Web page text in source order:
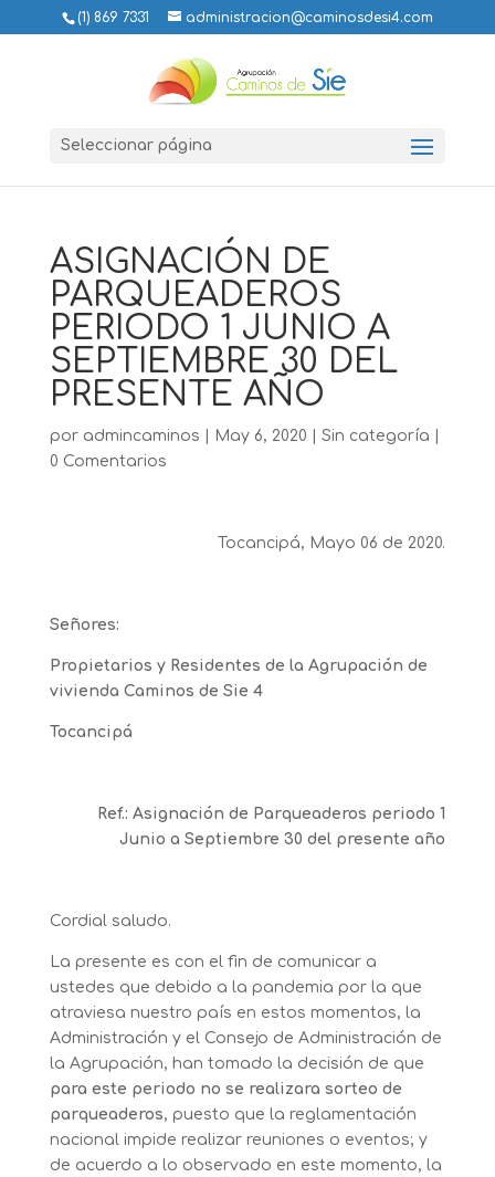
(1) 869 7331 administracion@caminosdesi4.com
Seleccionar página
ASIGNACIÓN DE
PARQUEADEROS
PERIODO 1 JUNIO A
SEPTIEMBRE 30 DEL
PRESENTE AÑO
por admincaminos May 6, 2020 Sin categoría
0 Comentarios
Tocancipá, Mayo 06 de 2020.
Señores:
Propietarios y Residentes de la Agrupación de
vivienda Caminos de Sie 4
Tocancipá
Ref.: Asignación de Parqueaderos periodo 1
Junio a Septiembre 30 del presente año
Cordial saludo.
La presente es con el fin de comunicar a
ustedes que debido a la pandemia por la que
atraviesa nuestro país en estos momentos, la
Administración y el Consejo de Administración de
la Agrupación, han tomado la decisión de que
para este periodo no se realizara sorteo de
parqueaderos, puesto que la reglamentación
nacional impide realizar reuniones o eventos; y
de acuerdo a lo observado en este momento, la